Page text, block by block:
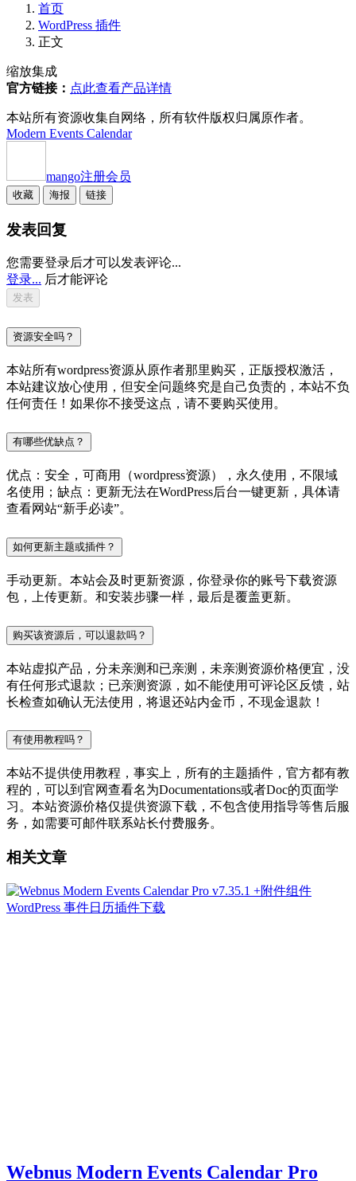
首页
WordPress 插件
正文
缩放集成
官方链接： 点此查看产品详情
本站所有资源收集自网络，所有软件版权归属原作者。
Modern Events Calendar
mango注册会员
收藏 海报 链接
发表回复
您需要登录后才可以发表评论...
登录... 后才能评论
资源安全吗？
本站所有wordpress资源从原作者那里购买，正版授权激活，
本站建议放心使用，但安全问题终究是自己负责的，本站不负
任何责任！如果你不接受这点，请不要购买使用。
有哪些优缺点？
优点：安全，可商用（wordpress资源），永久使用，不限域
名使用；缺点：更新无法在WordPress后台一键更新，具体请
查看网站“新手必读”。
如何更新主题或插件？
手动更新。本站会及时更新资源，你登录你的账号下载资源
包，上传更新。和安装步骤一样，最后是覆盖更新。
购买该资源后，可以退款吗？
本站虚拟产品，分未亲测和已亲测，未亲测资源价格便宜，没
有任何形式退款；已亲测资源，如不能使用可评论区反馈，站
长检查如确认无法使用，将退还站内金币，不现金退款！
有使用教程吗？
本站不提供使用教程，事实上，所有的主题插件，官方都有教
程的，可以到官网查看名为Documentations或者Doc的页面学
习。本站资源价格仅提供资源下载，不包含使用指导等售后服
务，如需要可邮件联系站长付费服务。
相关文章
Webnus Modern Events Calendar Pro